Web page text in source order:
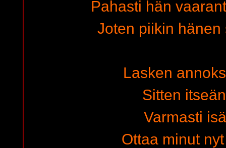
Pahasti hän
Joten piikin
Lasken
Sitten
Varmasti
Ottaa minut